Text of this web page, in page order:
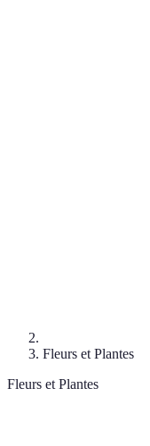
Fleurs et Plantes
Fleurs et Plantes